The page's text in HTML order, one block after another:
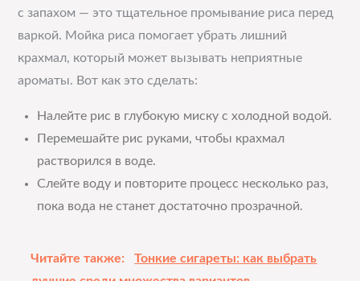
с запахом — это тщательное промывание риса перед
варкой. Мойка риса помогает убрать лишний
крахмал, который может вызывать неприятные
ароматы. Вот как это сделать:
Налейте рис в глубокую миску с холодной водой.
Перемешайте рис руками, чтобы крахмал
растворился в воде.
Слейте воду и повторите процесс несколько раз,
пока вода не станет достаточно прозрачной.
Читайте также:
Тонкие сигареты: как выбрать